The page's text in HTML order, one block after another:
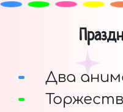
Два